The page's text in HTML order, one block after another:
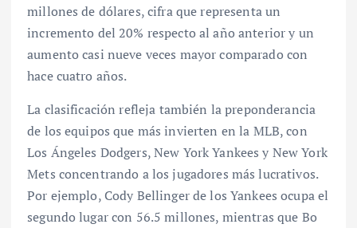
millones de dólares, cifra que representa un
incremento del 20% respecto al año anterior y un
aumento casi nueve veces mayor comparado con
hace cuatro años.
La clasificación refleja también la preponderancia
de los equipos que más invierten en la MLB, con
Los Ángeles Dodgers, New York Yankees y New York
Mets concentrando a los jugadores más lucrativos.
Por ejemplo, Cody Bellinger de los Yankees ocupa el
segundo lugar con 56.5 millones, mientras que Bo